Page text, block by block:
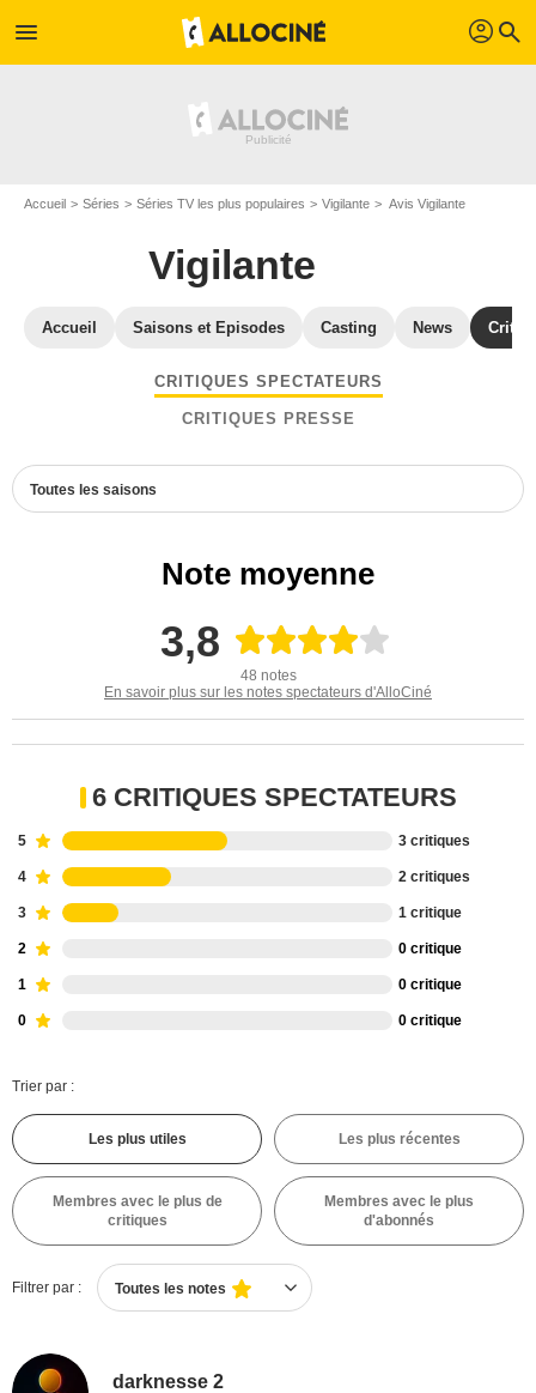
menu profil search
Accueil Séries Séries TV les plus populaires Vigilante Avis Vigilante
Vigilante
Accueil Saisons et Episodes Casting News
CRITIQUES SPECTATEURS
CRITIQUES PRESSE
Toutes les saisons
Note moyenne
3,8
48 notes
En savoir plus sur les notes spectateurs d'AlloCiné
6 CRITIQUES SPECTATEURS
5 3 critiques
4 2 critiques
3 1 critique
2 0 critique
1 0 critique
0 0 critique
Trier par :
Les plus utiles Les plus récentes
Membres avec le plus de
critiques
Membres avec le plus
d'abonnés
Filtrer par : Toutes les notes
darknesse 2